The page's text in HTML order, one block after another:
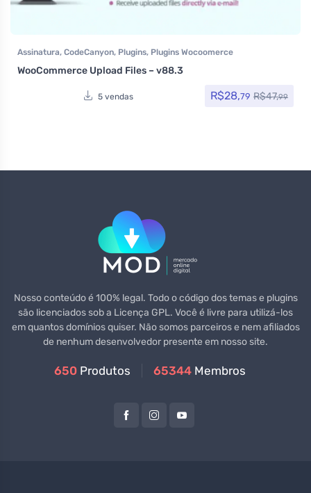
Assinatura, CodeCanyon, Plugins, Plugins Wocoomerce
WooCommerce Upload Files – v88.3
5 vendas R$28,79 R$47,99
Nosso conteúdo é 100% legal. Todo o código dos temas e plugins
são licenciados sob a Licença GPL. Você é livre para utilizá-los
em quantos domínios quiser. Não somos parceiros e nem afiliados
de nenhum desenvolvedor presente em nosso site.
650 Produtos 65344 Membros